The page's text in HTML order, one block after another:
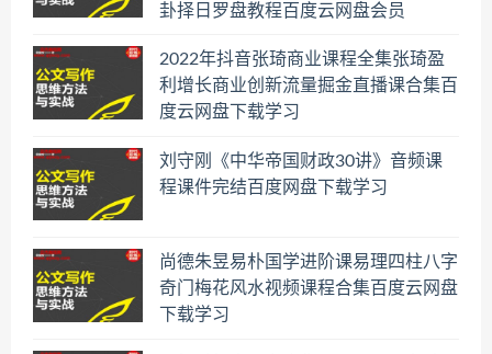
卦择日罗盘教程百度云网盘会员
2022年抖音张琦商业课程全集张琦盈
利增长商业创新流量掘金直播课合集百
度云网盘下载学习
刘守刚《中华帝国财政30讲》音频课
程课件完结百度网盘下载学习
尚德朱昱易朴国学进阶课易理四柱八字
奇门梅花风水视频课程合集百度云网盘
下载学习